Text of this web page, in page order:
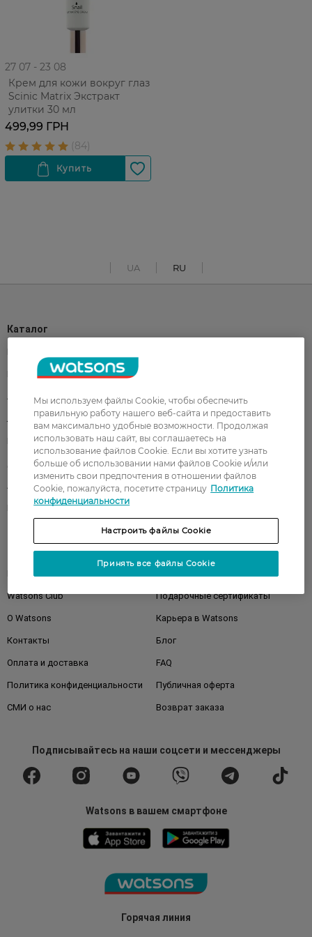
27 07 - 23 08
Крем для кожи вокруг глаз
Scinic Matrix Экстракт
улитки 30 мл
499,99 ГРН
UA RU
Горячая линия
Каталог
Парфюмерия
Акции Макияж
Лицо Тело
Подарки Детям
Волосы
Аксессуары Дерматокосметика
Бренды
Клиентам
Правила и условия
Watsons Club Подарочные сертификаты
О Watsons Карьера в Watsons
Контакты Блог
Оплата и доставка FAQ
Политика конфиденциальности Публичная оферта
СМИ о нас Возврат заказа
Подписывайтесьна наши соцсети и мессенджеры
Watsons в вашем смартфоне
Мы используем файлы Cookie, чтобы обеспечить
правильную работу нашего веб-сайта и предоставить
вам максимально удобные возможности. Продолжая
использовать наш сайт, вы соглашаетесь на
использование файлов Cookie. Если вы хотите узнать
больше об использовании нами файлов Cookie и/или
изменить свои предпочтения в отношении файлов
Cookie, пожалуйста, посетите страницу Политика
конфиденциальности
Настроить файлы Cookie
Принять все файлы Cookie